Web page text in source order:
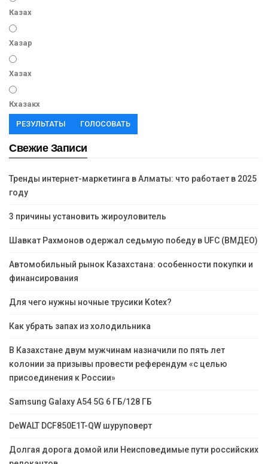
Казах
Хазар
Хазах
Кхазакх
РЕЗУЛЬТАТЫ ГОЛОСОВАТЬ
Свежие Записи
Тренды интернет-маркетинга в Алматы: что работает в 2025
году
3 причины установить жироуловитель
Шавкат Рахмонов одержал седьмую победу в UFC (ВМДЕО)
Автомобильный рынок Казахстана: особенности покупки и
финансирования
Для чего нужны ночные трусики Kotex?
Как убрать запах из холодильника
В Казахстане двум мужчинам назначили по пять лет
колонии за призывы провести референдум «с целью
присоединения к России»
Samsung Galaxy A54 5G 6 ГБ/128 ГБ
DeWALT DCF850E1T-QW шуруповерт
Долгая дорога домой или Неисповедимые пути российских